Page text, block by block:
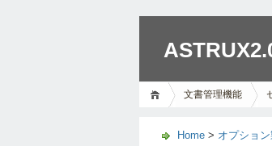
文書管理機能
Home > オプショ